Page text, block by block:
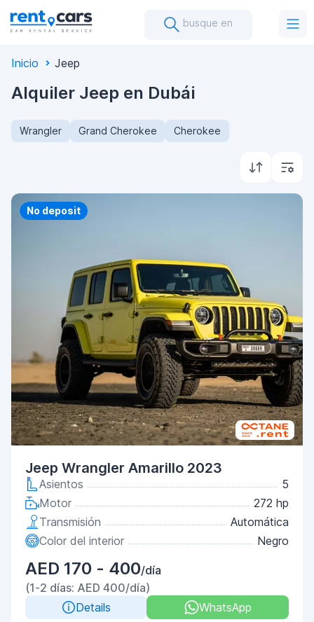
busque en
Inicio Jeep
Alquiler Jeep en Dubái
Wrangler Grand Cherokee Cherokee
Priority
No deposit
Jeep Wrangler Amarillo 2023
Asientos
5
Motor
272 hp
Transmisión
Automática
Color del interior
Negro
AED 170 - 400/día
(1-2 días: AED 400/día)
Details
WhatsApp